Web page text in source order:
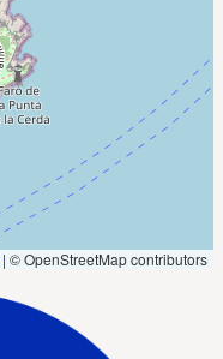
| © OpenStreetMap contributors